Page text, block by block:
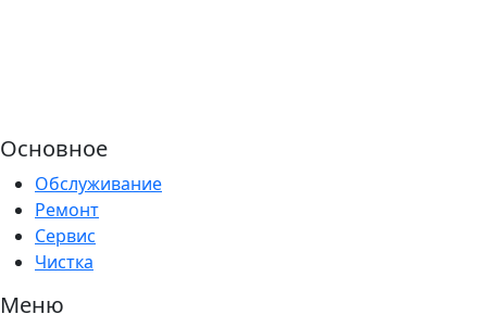
Основное
Обслуживание
Ремонт
Сервис
Чистка
Меню